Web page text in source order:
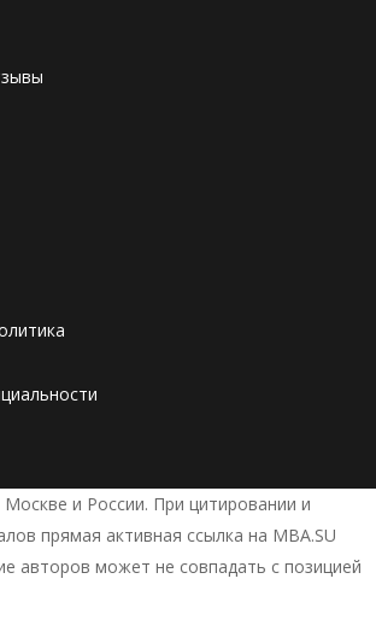
и России. При цитировании и
прямая активная ссылка на MBA.SU
авторов может не совпадать с позицией